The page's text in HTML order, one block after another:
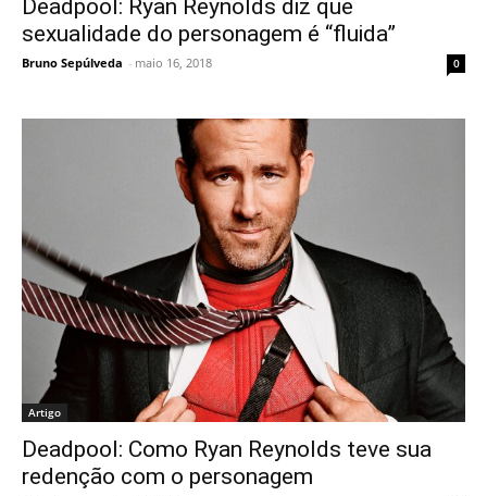
Deadpool: Ryan Reynolds diz que
sexualidade do personagem é “fluida”
Bruno Sepúlveda - maio 16, 2018 0
Artigo
Deadpool: Como Ryan Reynolds teve sua
redenção com o personagem